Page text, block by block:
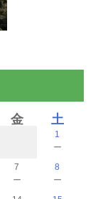
金 土
1
－
7
－
8
－